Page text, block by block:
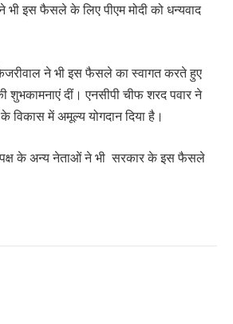
ने भी इस फैसले के लिए पीएम मोदी को धन्यवाद
ने भी इस फैसले का स्वागत करते हुए
शुभकामनाएं दीं। एनसीपी चीफ शरद पवार ने
में अमूल्य योगदान दिया है।
के अन्य नेताओं ने भी सरकार के इस फैसले